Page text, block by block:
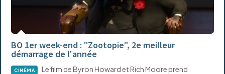
BO 1er week-end : "Zootopie", 2e meilleur
démarrage de l'année
CINÉMA
Le film de Byron Howard et Rich Moore prend